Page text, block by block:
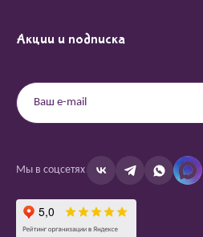
Акции и подписка
Мы в соцсетях